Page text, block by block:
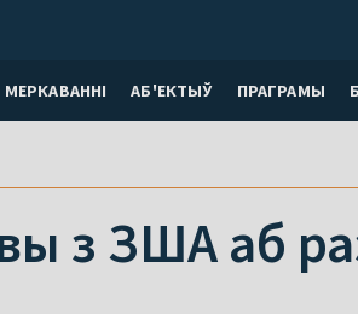
МЕРКАВАННI АБ'ЕКТЫЎ ПРАГРАМЫ
з ЗША аб